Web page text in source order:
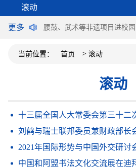
滚动
更多
际双循环 腰鼓、武术等非遗项目进校园
当前位置： 首页 > 滚动
滚动
十三届全国人大常委会第三十二次
刘鹤与瑞士联邦委员兼财政部长
2021年国际形势与中国外交研讨
中国和阿盟书法文化交流展在迪